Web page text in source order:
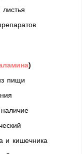
)
пищи
и кишечника